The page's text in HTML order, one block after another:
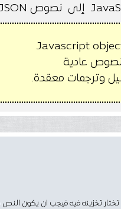
وترجمات معقدة.
تخزينه فيه فيجب ان يكون